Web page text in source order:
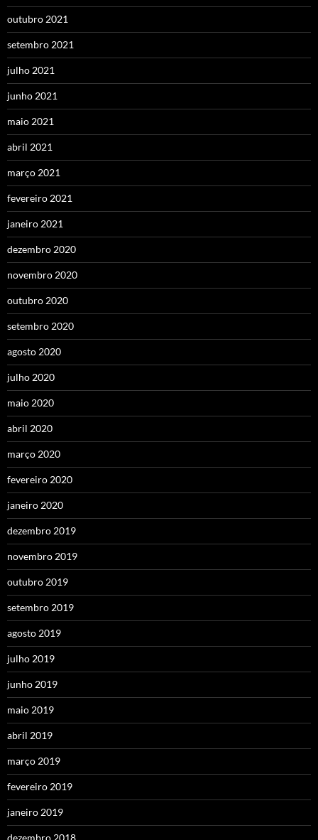
outubro 2021
setembro 2021
julho 2021
junho 2021
maio 2021
abril 2021
março 2021
fevereiro 2021
janeiro 2021
dezembro 2020
novembro 2020
outubro 2020
setembro 2020
agosto 2020
julho 2020
maio 2020
abril 2020
março 2020
fevereiro 2020
janeiro 2020
dezembro 2019
novembro 2019
outubro 2019
setembro 2019
agosto 2019
julho 2019
junho 2019
maio 2019
abril 2019
março 2019
fevereiro 2019
janeiro 2019
dezembro 2018